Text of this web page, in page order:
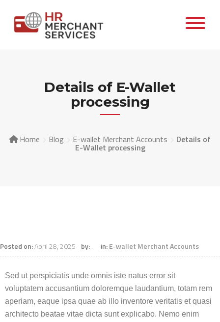
Details of E-Wallet
processing
Home Blog E-wallet Merchant Accounts Details of
E-Wallet processing
Posted on:April 28, 2025 by:. in:E-wallet Merchant Accounts
Sed ut perspiciatis unde omnis iste natus error sit
voluptatem accusantium doloremque laudantium, totam rem
aperiam, eaque ipsa quae ab illo inventore veritatis et quasi
architecto beatae vitae dicta sunt explicabo. Nemo enim